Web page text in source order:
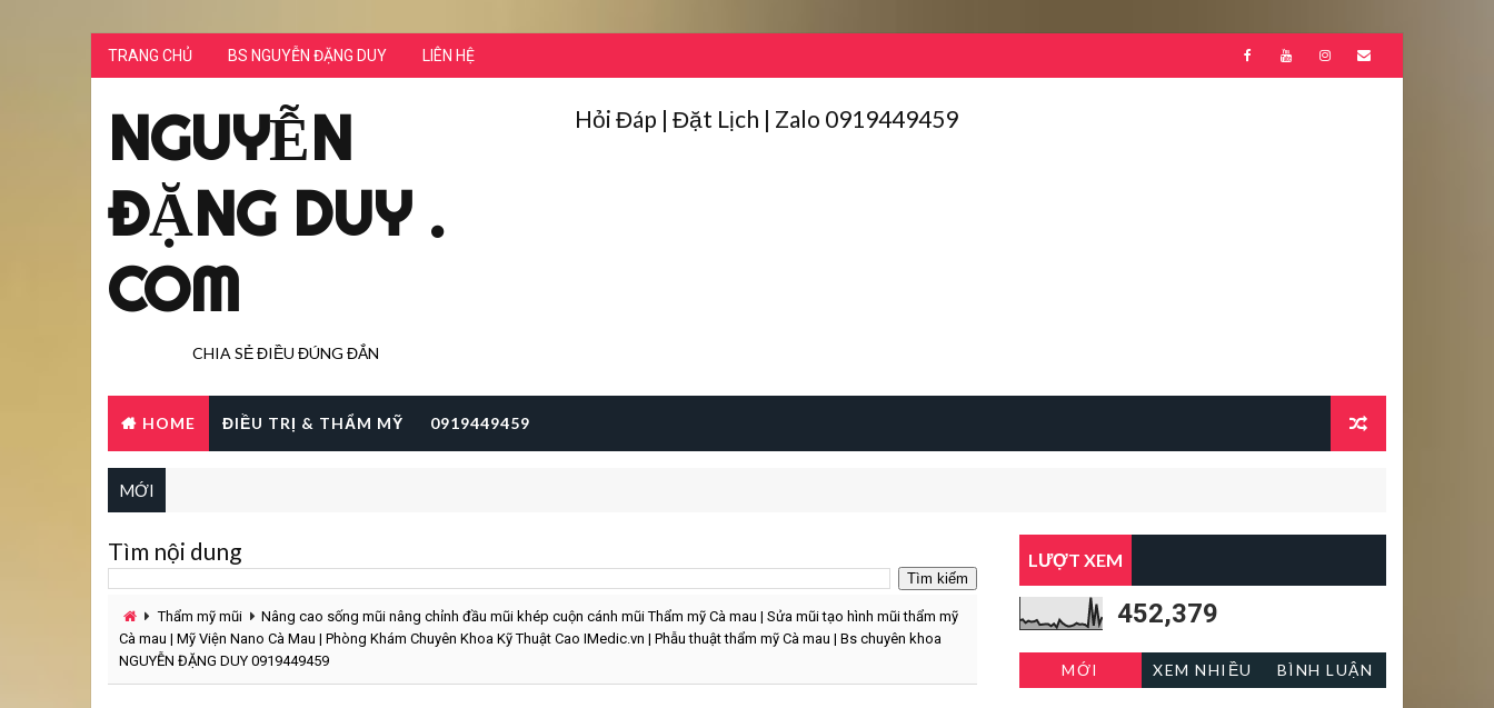
TRANG CHỦ BS NGUYỄN ĐẶNG DUY LIÊN HỆ
NGUYỄN
ĐẶNG DUY .
COM
CHIA SẺ ĐIỀU ĐÚNG ĐẮN
Hỏi Đáp | Đặt Lịch | Zalo 0919449459
HOME ĐIỀU TRỊ & THẨM MỸ 0919449459
MỚI
Tìm nội dung
Thẩm mỹ mũi
Nâng cao sống mũi nâng chỉnh đầu mũi khép cuộn cánh mũi Thẩm mỹ Cà mau | Sửa mũi tạo hình mũi thẩm mỹ
Cà mau | Mỹ Viện Nano Cà Mau | Phòng Khám Chuyên Khoa Kỹ Thuật Cao IMedic.vn | Phẫu thuật thẩm mỹ Cà mau | Bs chuyên khoa
NGUYỄN ĐẶNG DUY 0919449459
LƯỢT XEM
452,379
MỚI XEM NHIỀU BÌNH LUẬN